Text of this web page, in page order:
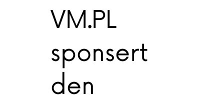
VM.PL
sponsert
den